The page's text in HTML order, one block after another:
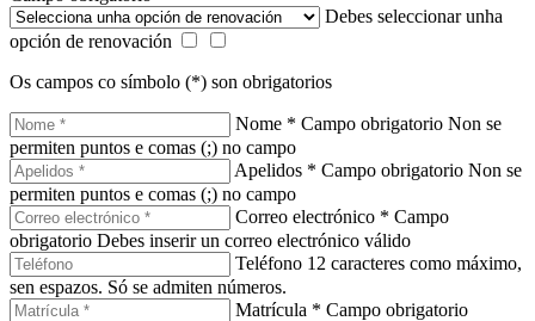
Debes seleccionar unha
opción de renovación
Os campos co símbolo (*) son obrigatorios
Nome * Campo obrigatorio Non se
permiten puntos e comas (;) no campo
Apelidos * Campo obrigatorio Non se
permiten puntos e comas (;) no campo
Correo electrónico * Campo
obrigatorio Debes inserir un correo electrónico válido
Teléfono 12 caracteres como máximo,
sen espazos. Só se admiten números.
Matrícula * Campo obrigatorio